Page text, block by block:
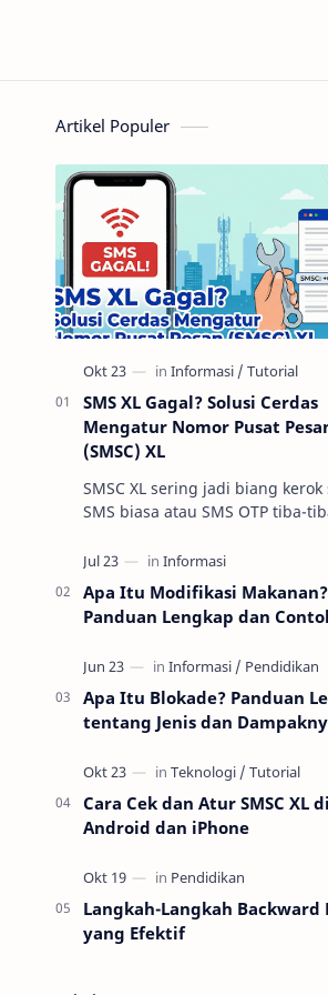
Artikel Populer
SMS XL Gagal? Solusi Cerdas
Mengatur Nomor Pusat
(SMSC) XL
SMSC XL sering jadi biang kerok
SMS biasa atau SMS OTP tiba-
praktik troubleshooting layanan
Apa Itu Modifikasi Makanan?
Panduan Lengkap dan
Apa Itu Blokade? Panduan
tentang Jenis dan
Cara Cek dan Atur SMSC XL di
Android dan iPhone
Langkah-Langkah Backward
yang Efektif